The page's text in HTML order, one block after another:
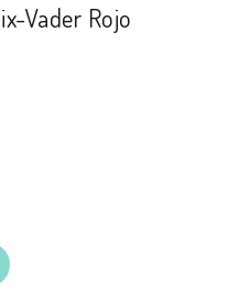
Vader Rojo